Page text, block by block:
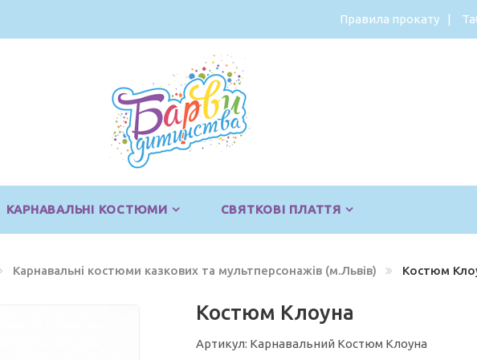
Правила прокату
КАРНАВАЛЬНІ КОСТЮМИ СВЯТКОВІ ПЛАТТЯ
Карнавальні костюми казкових та мультперсонажів (м.Львів) Костюм
Костюм Клоуна
Артикул: Карнавальний Костюм Клоуна